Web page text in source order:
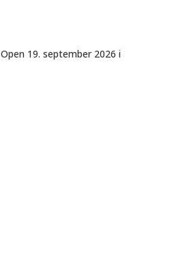
19. september 2026 i